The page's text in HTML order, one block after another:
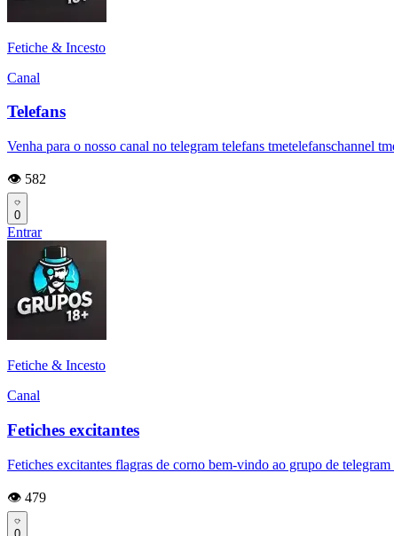
Fetiche & Incesto
Canal
Telefans
Venha para o nosso canal no telegram telefans tmetelefanschannel
👁️ 582
0
Entrar
Fetiche & Incesto
Canal
Fetiches excitantes
Fetiches excitantes flagras de corno bem-vindo ao grupo de
👁️ 479